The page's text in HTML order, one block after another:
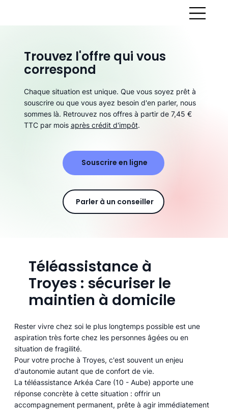
Téléassistance à
Troyes : sécuriser le
maintien à domicile
Rester vivre chez soi le plus longtemps possible est une
aspiration très forte chez les personnes âgées ou en
situation de fragilité.
Pour votre proche à Troyes, c'est souvent un enjeu
d'autonomie autant que de confort de vie.
La téléassistance Arkéa Care (10 - Aube) apporte une
réponse concrète à cette situation : offrir un
accompagnement permanent, prête à agir immédiatement
Trouvez l'offre qui vous
correspond
Chaque situation est unique. Que vous soyez prêt à
souscrire ou que vous ayez besoin d'en parler, nous
sommes là. Retrouvez nos offres à partir de 7,45 €
TTC par mois après crédit d'impôt.
Souscrire en ligne
Parler à un conseiller